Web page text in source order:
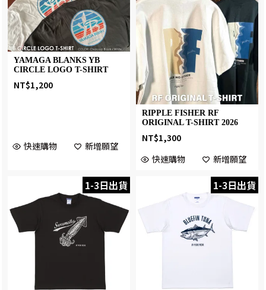
YAMAGA BLANKS YB
CIRCLE LOGO T-SHIRT
NT$1,200
快速購物 新增願望
RIPPLE FISHER RF
ORIGINAL T-SHIRT 2026
NT$1,300
快速購物
新增願望
1-3日出貨 1-3日出貨